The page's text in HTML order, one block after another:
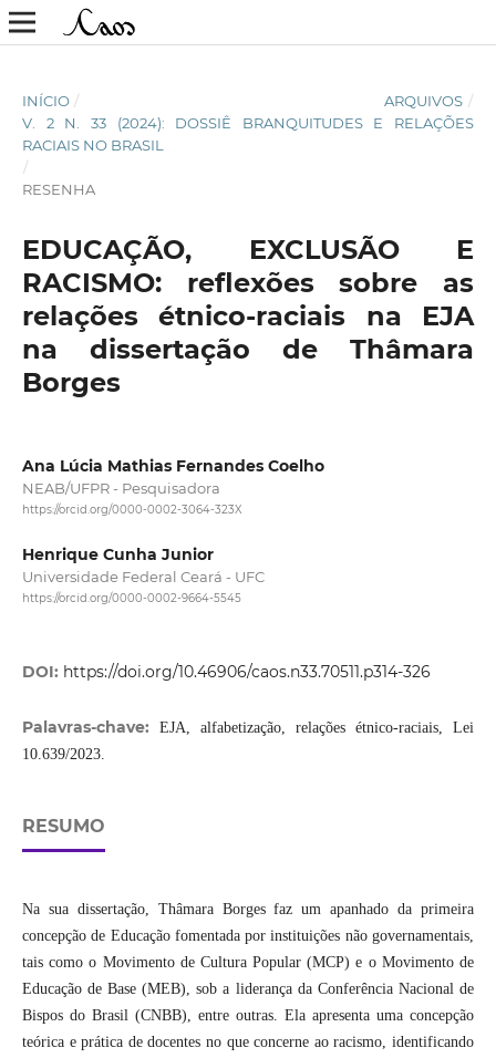
INÍCIO / ARQUIVOS /
V. 2 N. 33 (2024): DOSSIÊ BRANQUITUDES E RELAÇÕES
RACIAIS NO BRASIL
/
RESENHA
EDUCAÇÃO, EXCLUSÃO E
RACISMO: reflexões sobre as
relações étnico-raciais na EJA
na dissertação de Thâmara
Borges
Ana Lúcia Mathias Fernandes Coelho
NEAB/UFPR - Pesquisadora
https://orcid.org/0000-0002-3064-323X
Henrique Cunha Junior
Universidade Federal Ceará - UFC
https://orcid.org/0000-0002-9664-5545
DOI: https://doi.org/10.46906/caos.n33.70511.p314-326
Palavras-chave:
EJA, alfabetização, relações étnico-raciais, Lei
10.639/2023.
RESUMO
Na sua dissertação, Thâmara Borges faz um apanhado da primeira
concepção de Educação fomentada por instituições não governamentais,
tais como o Movimento de Cultura Popular (MCP) e o Movimento de
Educação de Base (MEB), sob a liderança da Conferência Nacional de
Bispos do Brasil (CNBB), entre outras. Ela apresenta uma concepção
teórica e prática de docentes no que concerne ao racismo, identificando